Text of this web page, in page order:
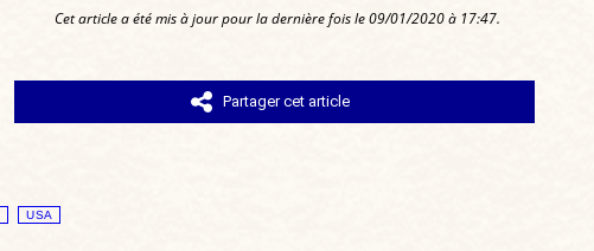
Cet article a été mis à jour pour la dernière fois le 09/01/2020 à 17:47.
Partager cet article
USA